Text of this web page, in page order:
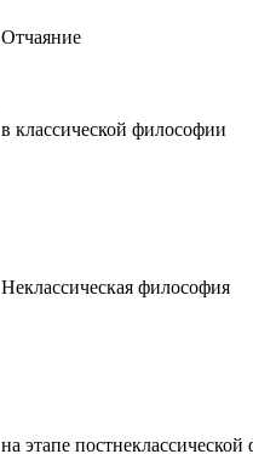
Отчаяние
в классической философии
Неклассическая философия
на этапе